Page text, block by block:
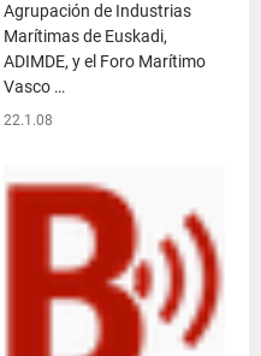
Agrupación de Industrias
Marítimas de Euskadi,
ADIMDE, y el Foro Marítimo
Vasco …
22.1.08